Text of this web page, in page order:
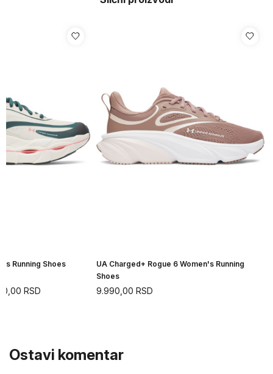
Running Shoes
RSD
UA Charged+ Rogue 6 Women's Running
Shoes
9.990,00 RSD
Ostavi komentar